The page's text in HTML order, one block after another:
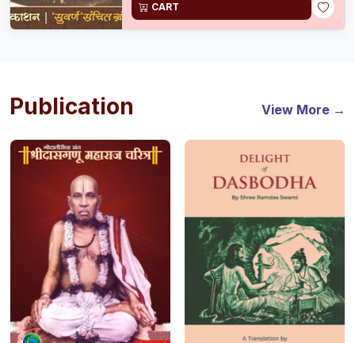
CART
Publication View More →